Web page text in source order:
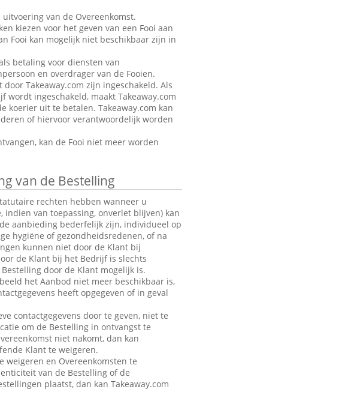
van de Overeenkomst.
kiezen voor het geven van een Fooi aan
Fooi kan mogelijk niet beschikbaar zijn in
betaling voor diensten van
en overdrager van de Fooien.
Takeaway.com zijn ingeschakeld. Als
wordt ingeschakeld, maakt Takeaway.com
koerier uit te betalen. Takeaway.com kan
of hiervoor verantwoordelijk worden
kan de Fooi niet meer worden
van de Bestelling
rechten hebben wanneer u
van toepassing, onverlet blijven) kan
aanbieding bederfelijk zijn, individueel op
hygiëne of gezondheidsredenen, of na
kunnen niet door de Klant bij
de Klant bij het Bedrijf is slechts
door de Klant mogelijk is.
het Aanbod niet meer beschikbaar is,
heeft opgegeven of in geval
contactgegevens door te geven, niet te
om de Bestelling in ontvangst te
niet nakomt, dan kan
Klant te weigeren.
weigeren en Overeenkomsten te
van de Bestelling of de
plaatst, dan kan Takeaway.com